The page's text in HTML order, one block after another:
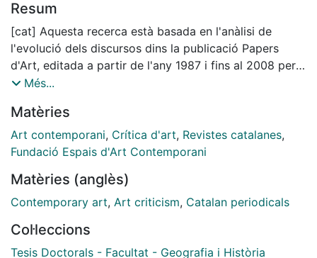
Resum
[cat] Aquesta recerca està basada en l'anàlisi de
l'evolució dels discursos dins la publicació Papers
d'Art, editada a partir de l'any 1987 i fins al 2008 per
Espais, Centre d'Art Contemporani i la Fundació
d'una banda, pel valor dels continguts i la seva
evolució durant la dilatada cronologia i, d'una altra,
per l'ampli ventall de col·laboradors que van
deixa entreveure continguts relacionats amb temes
emergents, socials i polítics, vinculats amb la
el buidatge dels discursos, durant tota la seva dilatada
cronologia, dona una perspectiva que ens fa entendre
Més...
Matèries
Art contemporani, Crítica d'art, Revistes catalanes,
Fundació Espais d'Art Contemporani
Matèries (anglès)
Contemporary art, Art criticism, Catalan periodicals
Col·leccions
Tesis Doctorals - Facultat - Geografia i Història